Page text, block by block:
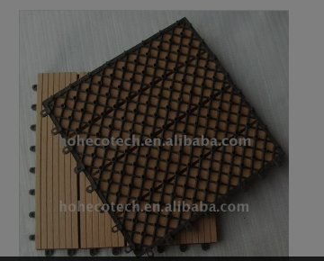
Zusätze, usw.